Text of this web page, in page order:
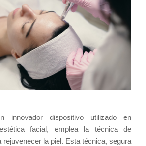
innovador dispositivo utilizado en
facial, emplea la técnica de
rejuvenecer la piel. Esta técnica, segura